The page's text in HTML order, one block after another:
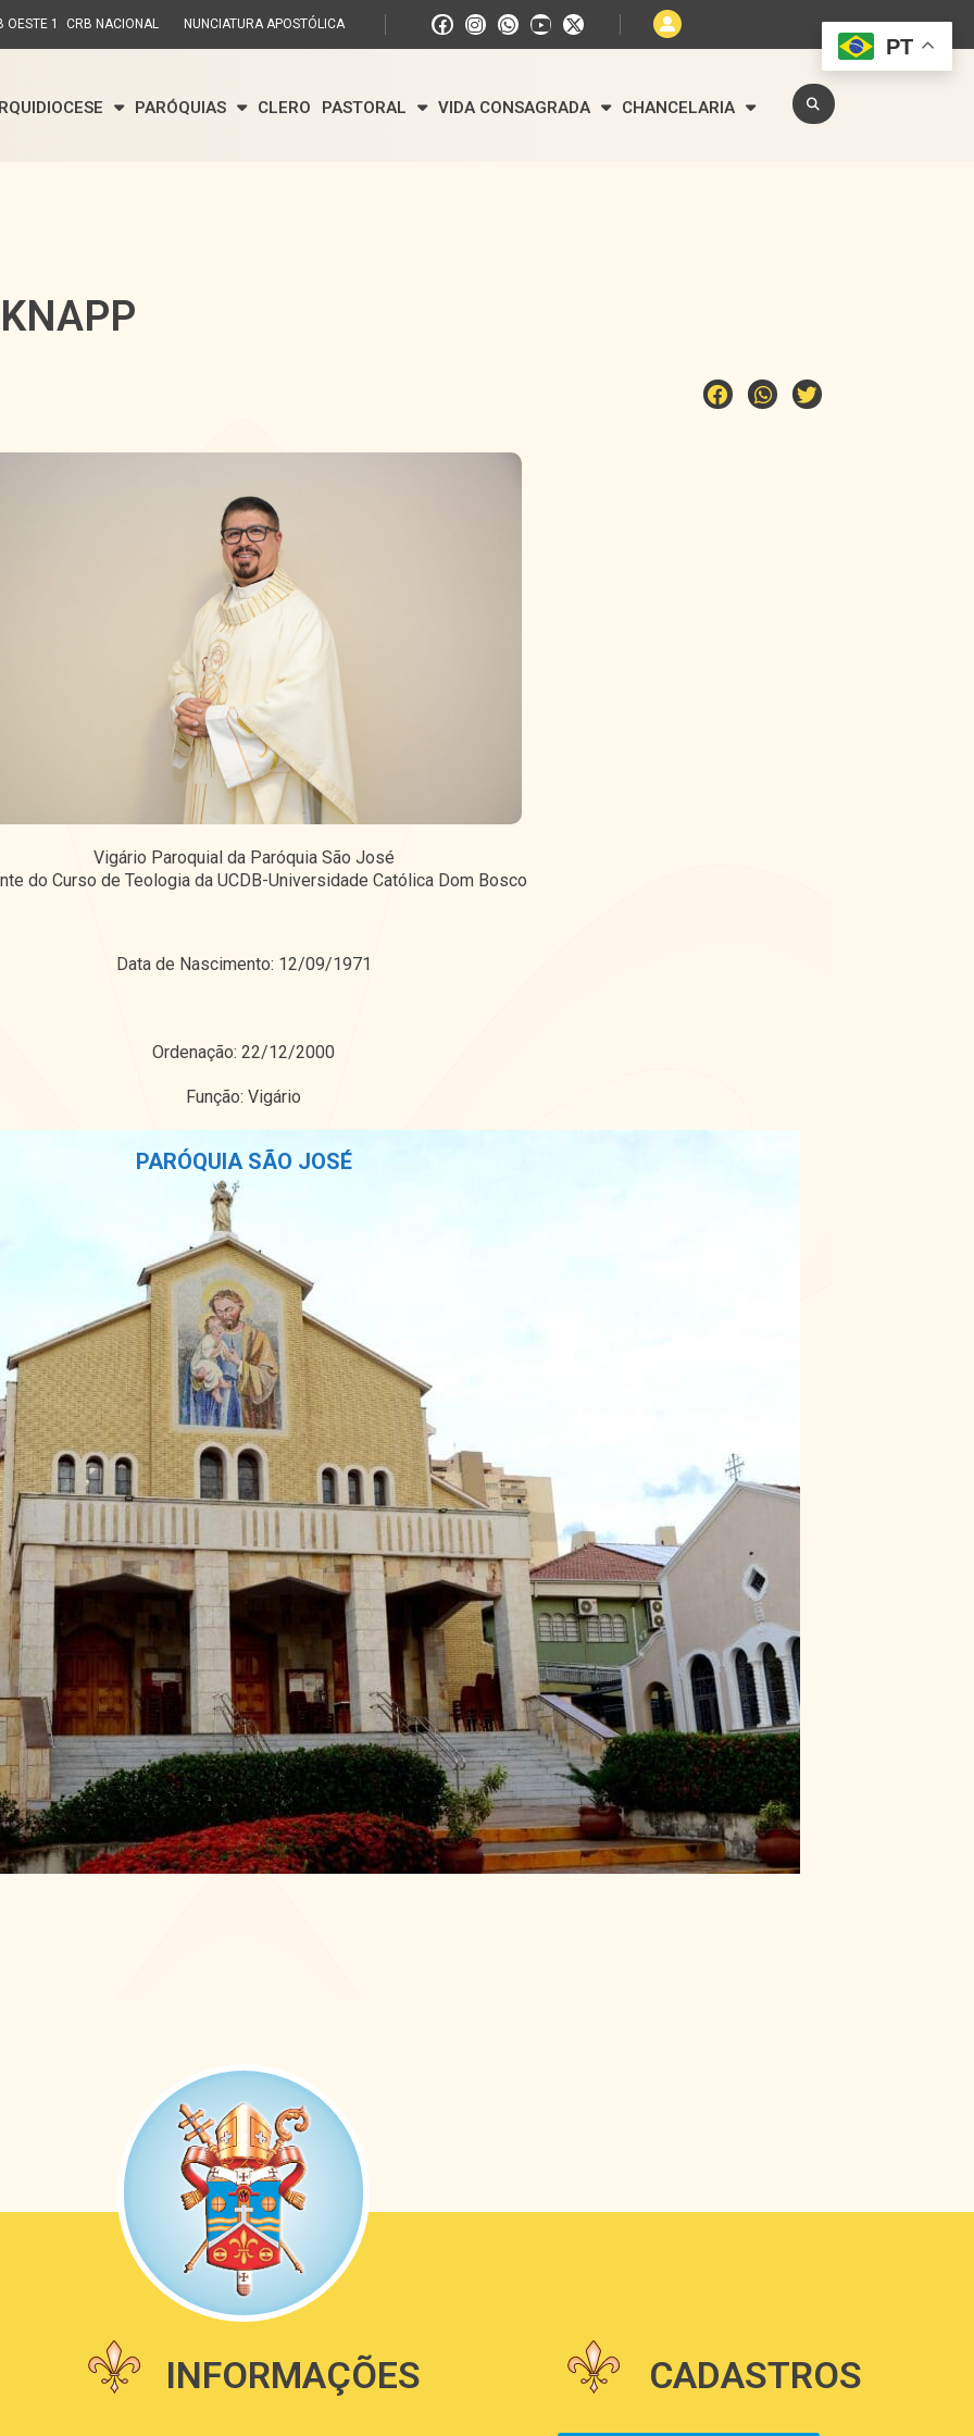
OESTE 1 CRB NACIONAL NUNCIATURA APOSTÓLICA
PARÓQUIAS CLERO PASTORAL VIDA CONSAGRADA CHANCELARIA
Vigário Paroquial da Paróquia São José
do Curso de Teologia da UCDB-Universidade Católica Dom Bosco
Data de Nascimento: 12/09/1971
Ordenação: 22/12/2000
Função: Vigário
PARÓQUIA SÃO JOSÉ
INFORMAÇÕES CADASTROS
PT